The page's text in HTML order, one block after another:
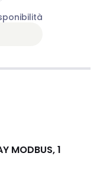
MODBUS, 1